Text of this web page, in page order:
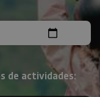
de actividades: